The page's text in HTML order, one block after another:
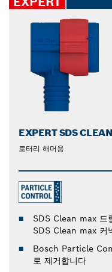
EXPERT SDS
로터리 해머용
SDS Clean max 드
SDS Clean max 커
Bosch Particle
로 제거합니다